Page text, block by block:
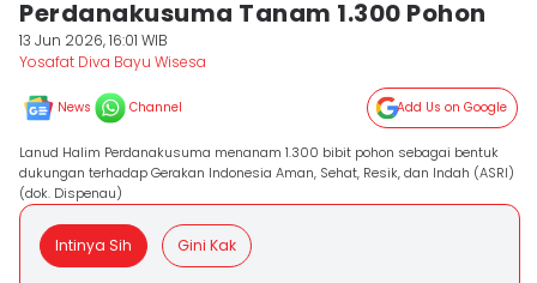
Perdanakusuma Tanam 1.300 Pohon
13 Jun 2026, 16:01 WIB
Yosafat Diva Bayu Wisesa
News Channel Add Us on Google
Lanud Halim Perdanakusuma menanam 1.300 bibit pohon sebagai bentuk
dukungan terhadap Gerakan Indonesia Aman, Sehat, Resik, dan Indah (ASRI)
(dok. Dispenau)
Intinya Sih Gini Kak